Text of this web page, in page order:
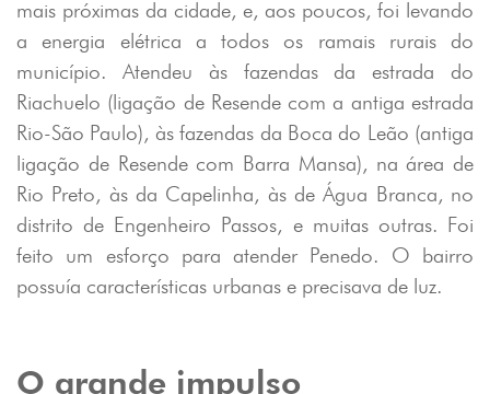
mais próximas da cidade, e, aos poucos, foi levando
a energia elétrica a todos os ramais rurais do
município. Atendeu às fazendas da estrada do
Riachuelo (ligação de Resende com a antiga estrada
Rio-São Paulo), às fazendas da Boca do Leão (antiga
ligação de Resende com Barra Mansa), na área de
Rio Preto, às da Capelinha, às de Água Branca, no
distrito de Engenheiro Passos, e muitas outras. Foi
feito um esforço para atender Penedo. O bairro
possuía características urbanas e precisava de luz.
O grande impulso